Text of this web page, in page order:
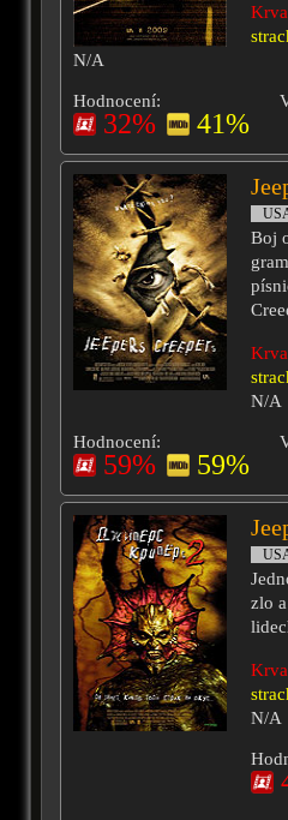
N/A
Hodnocení:
32% 41%
Boj
N/A
Hodnocení:
59% 59%
zlo
N/A